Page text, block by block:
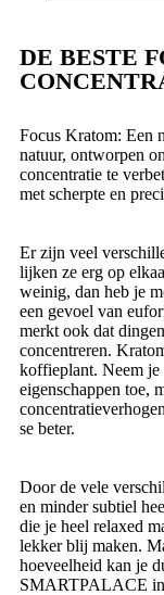
DE BESTE
Focus Kratom: Een
natuur, ontworpen
concentratie te
met scherpte en
Er zijn veel
lijken ze erg op
weinig, dan heb je
een gevoel van
merkt ook dat
concentreren.
koffieplant. Neem je
eigenschappen toe,
se beter.
Door de vele
en minder subtiel
die je heel relaxed
lekker blij maken.
hoeveelheid kan je
SMARTPALACE